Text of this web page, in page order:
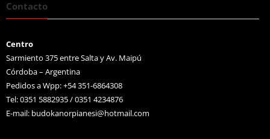
Contacto
Centro
Sarmiento 375 entre Salta y Av. Maipú
Córdoba – Argentina
Pedidos a Wpp: +54 351-6864308
Tel: 0351 5882935 / 0351 4234876
E-mail: budokanorpianesi@hotmail.com